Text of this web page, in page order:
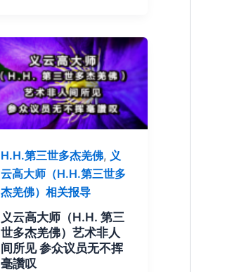
H.H.第三世多杰羌佛, 义
云高大师（H.H.第三世多
杰羌佛）相关报导
义云高大师（H.H. 第三
世多杰羌佛）艺术非人
间所见 参众议员无不挥
毫讚叹